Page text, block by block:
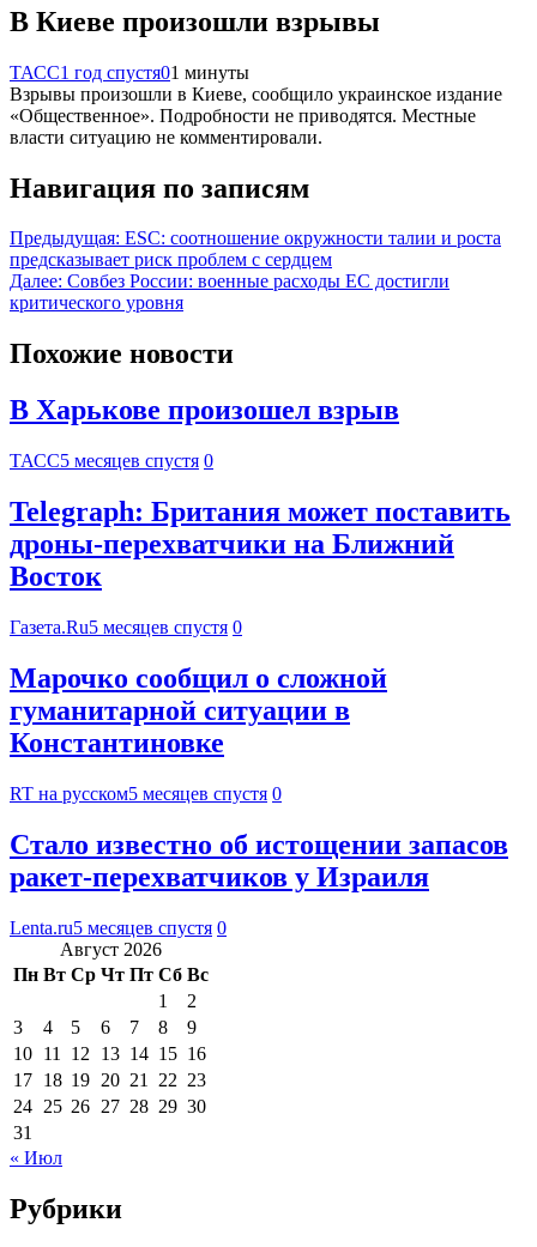
В Киеве произошли взрывы
ТАСС1 год спустя01 минуты
Взрывы произошли в Киеве, сообщило украинское издание
«Общественное». Подробности не приводятся. Местные
власти ситуацию не комментировали.
Навигация по записям
Предыдущая: ESC: соотношение окружности талии и роста
предсказывает риск проблем с сердцем
Далее: Совбез России: военные расходы ЕС достигли
критического уровня
Похожие новости
В Харькове произошел взрыв
ТАСС5 месяцев спустя 0
Telegraph: Британия может поставить
дроны-перехватчики на Ближний
Восток
Газета.Ru5 месяцев спустя 0
Марочко сообщил о сложной
гуманитарной ситуации в
Константиновке
RT на русском5 месяцев спустя 0
Стало известно об истощении запасов
ракет-перехватчиков у Израиля
Lenta.ru5 месяцев спустя 0
Август 2026
Пн Вт Ср Чт Пт Сб Вс
1
2
3
4 5 6 7 8
9
10 11 12 13 14 15 16
17 18 19 20 21 22 23
24 25 26 27 28 29 30
31
« Июл
Рубрики